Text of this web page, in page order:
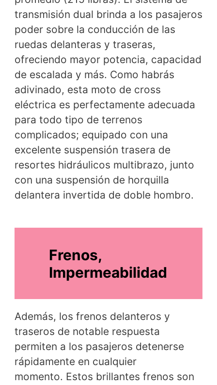
transmisión dual brinda a los pasajeros
poder sobre la conducción de las
ruedas delanteras y traseras,
ofreciendo mayor potencia, capacidad
de escalada y más. Como habrás
adivinado, esta moto de cross
eléctrica es perfectamente adecuada
para todo tipo de terrenos
complicados; equipado con una
excelente suspensión trasera de
resortes hidráulicos multibrazo, junto
con una suspensión de horquilla
delantera invertida de doble hombro.
Frenos,
Impermeabilidad
Además, los frenos delanteros y
traseros de notable respuesta
permiten a los pasajeros detenerse
rápidamente en cualquier
momento. Estos brillantes frenos son